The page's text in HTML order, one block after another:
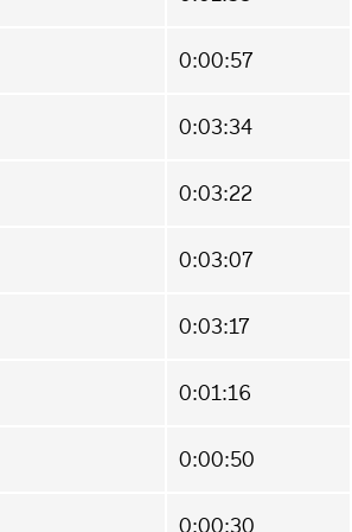
0:00:57
0:03:34
0:03:22
0:03:07
0:03:17
0:01:16
0:00:50
0:00:30